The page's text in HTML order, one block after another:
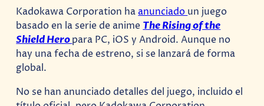
Kadokawa Corporation ha anunciado un juego
basado en la serie de anime The Rising of the
Shield Heropara PC, iOS y Android. Aunque no
hay una fecha de estreno, si se lanzará de forma
global.
No se han anunciado detalles del juego, incluido el